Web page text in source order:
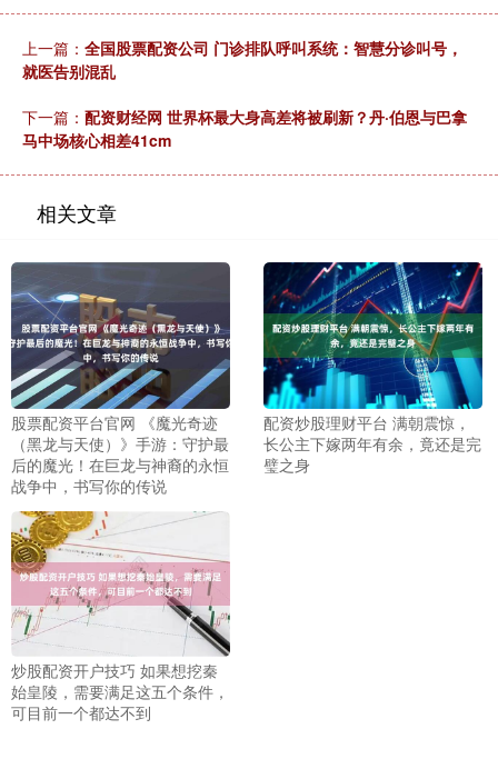
上一篇： 全国股票配资公司 门诊排队呼叫系统：智慧分诊叫号，
就医告别混乱
下一篇： 配资财经网 世界杯最大身高差将被刷新？丹·伯恩与巴拿
马中场核心相差41cm
相关文章
股票配资平台官网 《魔光奇迹
（黑龙与天使）》手游：守护最
后的魔光！在巨龙与神裔的永恒
战争中，书写你的传说
配资炒股理财平台 满朝震惊，
长公主下嫁两年有余，竟还是完
璧之身
炒股配资开户技巧 如果想挖秦
始皇陵，需要满足这五个条件，
可目前一个都达不到